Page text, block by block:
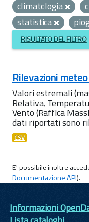
climatologia
statistica
RISULTATO DEL FILTRO
Rilevazioni
Valori estremali
Relativa,
Vento (Raffica
dati riportati sono
CSV
E' possibile inoltre
Documentazione API).
Informazioni